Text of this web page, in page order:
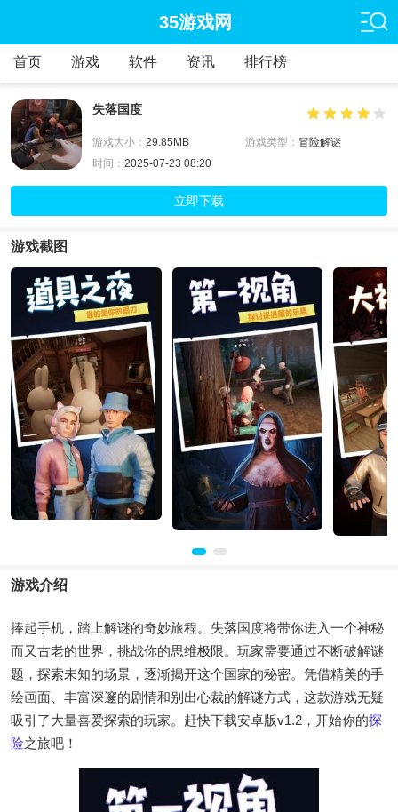
35游戏网
首页 游戏 软件 资讯 排行榜
失落国度
游戏大小： 29.85MB 游戏类型： 冒险解谜
时间： 2025-07-23 08:20
立即下载
游戏截图
游戏介绍
捧起手机，踏上解谜的奇妙旅程。失落国度将带你进入一个神秘
而又古老的世界，挑战你的思维极限。玩家需要通过不断破解谜
题，探索未知的场景，逐渐揭开这个国家的秘密。凭借精美的手
绘画面、丰富深邃的剧情和别出心裁的解谜方式，这款游戏无疑
吸引了大量喜爱探索的玩家。赶快下载安卓版v1.2，开始你的探
险之旅吧！